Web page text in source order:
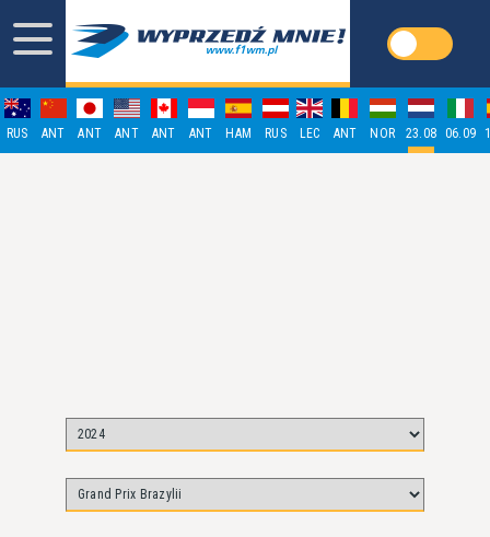
RUS ANT ANT ANT ANT ANT HAM RUS LEC ANT NOR 23.08 06.09